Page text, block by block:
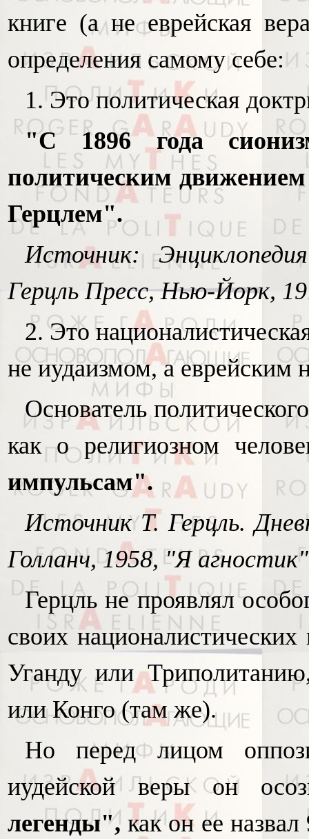
книге (а не еврейская
определения самому себе:
1. Это политическая
"С 1896 года
политическим
Герцлем".
Источник:
Герцль Пресс, Нью-Йорк,
2. Это
не иудаизмом, а
Основатель
как о религиозном
импульсам".
Источник Т. Герцль.
Голланч, 1958, "Я
Герцль не проявлял
своих
Уганду или
или Конго (там же).
Но перед лицом
иудейской веры он
легенды",как он ее